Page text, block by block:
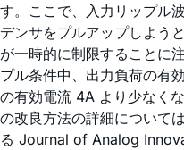
す。ここで、入力リップル
デンサをプルアップしよう
が一時的に制限することに
プル条件中、出力負荷の有
の有効電流 4A より少なく
の改良方法の詳細について
る Journal of Analog